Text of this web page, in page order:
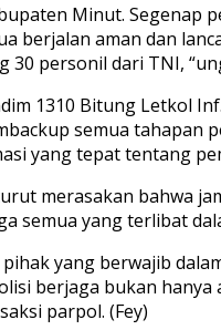
Minut.
berjalan aman dan
personil dari TNI,
1310 Bitung Letkol
semua
yang tepat tentang
merasakan bahwa
semua yang terlibat
yang berwajib
berjaga bukan
parpol. (Fey)